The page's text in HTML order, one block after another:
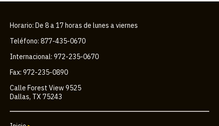
Horario: De 8 a 17 horas de lunes a viernes
Teléfono: 877-435-0670
Internacional: 972-235-0670
Fax: 972-235-0890
Calle Forest View 9525
Dallas, TX 75243